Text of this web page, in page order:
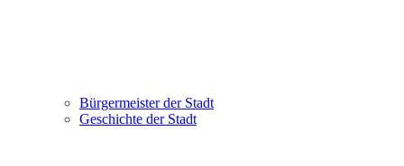
Bürgermeister der Stadt
Geschichte der Stadt